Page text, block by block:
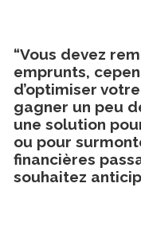
“Vous devez
emprunts,
d’optimiser
gagner un peu
une solution
ou pour
financières
souhaitez